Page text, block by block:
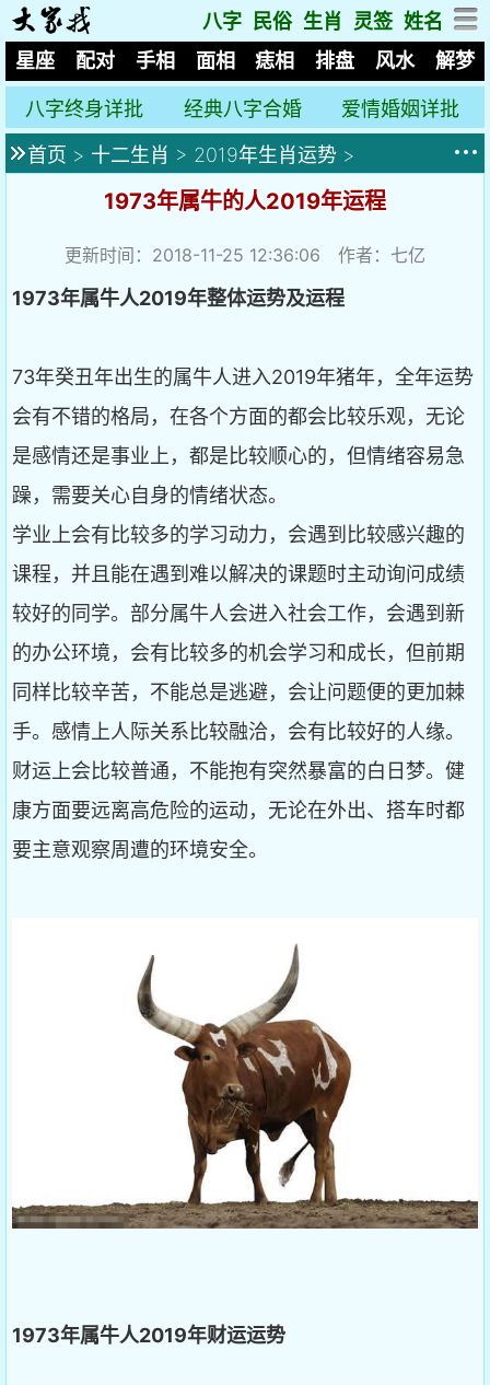
八字 民俗 生肖 灵签 姓名
星座
配对 手相 面相 痣相 排盘 风水 解梦
八字终身详批 经典八字合婚
爱情婚姻详批
首页 > 十二生肖 > 2019年生肖运势 >
1973年属牛的人2019年运程
更新时间：2018-11-25 12:36:06 作者：七亿
1973年属牛人2019年整体运势及运程
73年癸丑年出生的属牛人进入2019年猪年，全年运势
会有不错的格局，在各个方面的都会比较乐观，无论
是感情还是事业上，都是比较顺心的，但情绪容易急
躁，需要关心自身的情绪状态。
学业上会有比较多的学习动力，会遇到比较感兴趣的
课程，并且能在遇到难以解决的课题时主动询问成绩
较好的同学。部分属牛人会进入社会工作，会遇到新
的办公环境，会有比较多的机会学习和成长，但前期
同样比较辛苦，不能总是逃避，会让问题便的更加棘
手。感情上人际关系比较融洽，会有比较好的人缘。
财运上会比较普通，不能抱有突然暴富的白日梦。健
康方面要远离高危险的运动，无论在外出、搭车时都
要主意观察周遭的环境安全。
1973年属牛人2019年财运运势